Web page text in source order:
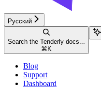
Русский
Search the Tenderly docs...
⌘ K
Blog
Support
Dashboard